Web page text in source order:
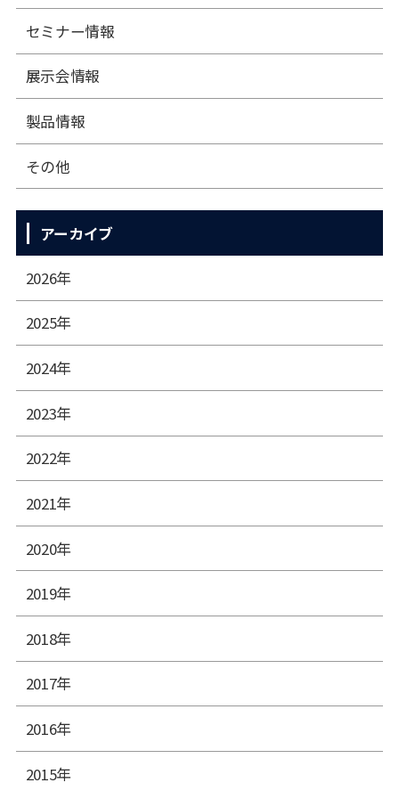
セミナー情報
展⽰会情報
製品情報
その他
アーカイブ
2026年
2025年
2024年
2023年
2022年
2021年
2020年
2019年
2018年
2017年
2016年
2015年